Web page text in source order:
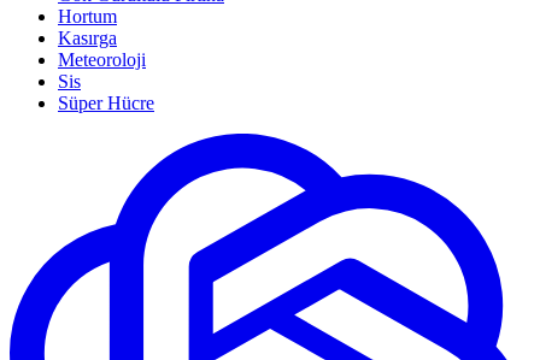
Hortum
Kasırga
Meteoroloji
Sis
Süper Hücre